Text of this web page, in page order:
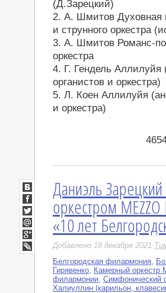
(Д.Зарецкий)
2. А. Шмитов Духовная
и струнного оркестра
3. А. Шмитов Романс-
оркестра
4. Г. Гендель Аллилуйя
органистов и оркестра)
5. Л. Коен Аллилуйя
и оркестра)
Даниэль
оркестром
«10 лет
Добавлено 18 декабря 2021
Белгородская филармония
Гирявенко
Камерный оркестр
филармонии Симфонический
Халиуллин (карильон,
ВКонтакте
Facebook
Twitter
Мой
Мир
Google+
LiveJournal